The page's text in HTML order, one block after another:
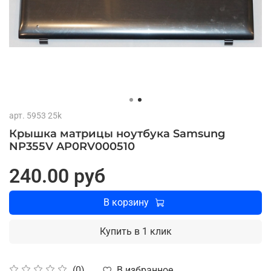
арт. 5953 25k
Крышка матрицы ноутбука Samsung
NP355V AP0RV000510
240.00 руб
В корзину
Купить в 1 клик